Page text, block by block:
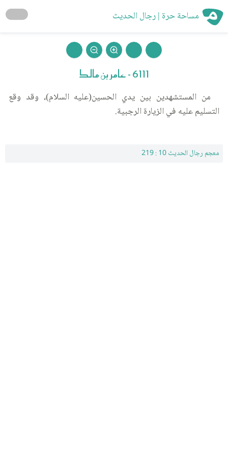
مساحة حرة | رجال الحديث
6111 - عامر بن مالك
من المستشهدين بين يدي الحسين(عليه السلام)، وقد وقع
التسليم عليه في الزيارة الرجبية.
معجم رجال الحديث 10 : 219